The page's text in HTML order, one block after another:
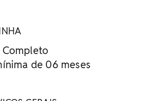
Completo
de 06 meses